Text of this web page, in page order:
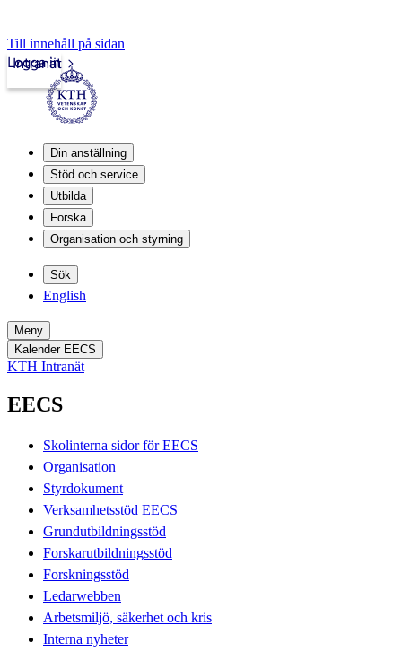
Till innehåll på sidan
Intranät
Logga in
Din anställning
Stöd och service
Utbilda
Forska
Organisation och styrning
Sök
English
Meny
Kalender EECS
KTH Intranät
EECS
Skolinterna sidor för EECS
Organisation
Styrdokument
Verksamhetsstöd EECS
Grundutbildningsstöd
Forskarutbildningsstöd
Forskningsstöd
Ledarwebben
Arbetsmiljö, säkerhet och kris
Interna nyheter